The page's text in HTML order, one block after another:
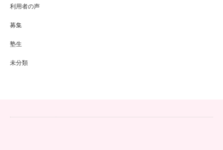
利用者の声
募集
塾生
未分類